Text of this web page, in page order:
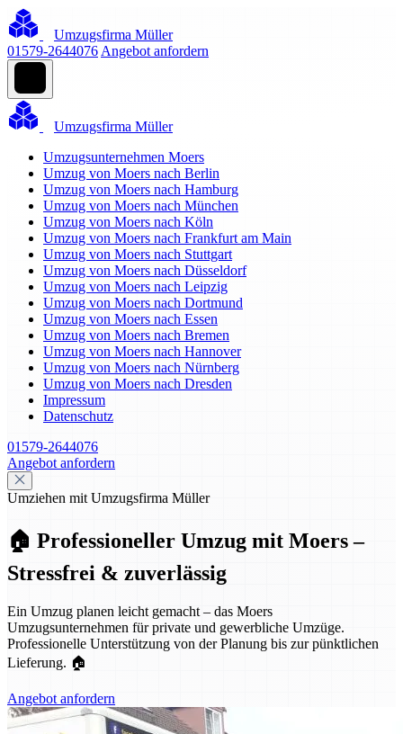
Umzugsfirma Müller
01579-2644076 Angebot anfordern
Umzugsfirma Müller
Umzugsunternehmen Moers
Umzug von Moers nach Berlin
Umzug von Moers nach Hamburg
Umzug von Moers nach München
Umzug von Moers nach Köln
Umzug von Moers nach Frankfurt am Main
Umzug von Moers nach Stuttgart
Umzug von Moers nach Düsseldorf
Umzug von Moers nach Leipzig
Umzug von Moers nach Dortmund
Umzug von Moers nach Essen
Umzug von Moers nach Bremen
Umzug von Moers nach Hannover
Umzug von Moers nach Nürnberg
Umzug von Moers nach Dresden
Impressum
Datenschutz
01579-2644076
Angebot anfordern
Umziehen mit Umzugsfirma Müller
🏠 Professioneller Umzug mit Moers –
Stressfrei & zuverlässig
Ein Umzug planen leicht gemacht – das Moers
Umzugsunternehmen für private und gewerbliche Umzüge.
Professionelle Unterstützung von der Planung bis zur pünktlichen
Lieferung. 🏠
Angebot anfordern